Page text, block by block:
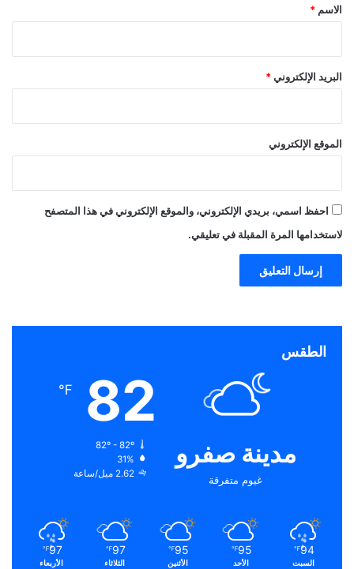
*
الاسم *
البريد الإلكتروني *
الموقع الإلكتروني
احفظ اسمي، بريدي الإلكتروني، والموقع الإلكتروني في هذا المتصفح
لاستخدامها المرة المقبلة في تعليقي.
الطقس
مدينة صفرو
غيوم متفرقة
82
℉
82º - 82º
31%
2.62 ميل/ساعة
94
℉
السبت
95
℉
الأحد
95
℉
الأثنين
97
℉
الثلاثاء
97
℉
الأربعاء